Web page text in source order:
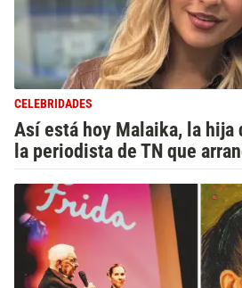
CELEBRIDADES
Así está hoy Malaika, la hija
la periodista de TN que